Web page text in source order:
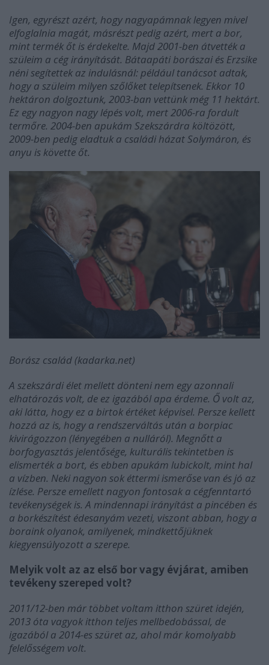
Igen, egyrészt azért, hogy nagyapámnak legyen mivel
elfoglalnia magát, másrészt pedig azért, mert a bor,
mint termék őt is érdekelte. Majd 2001-ben átvették a
szüleim a cég irányítását. Bátaapáti borászai és Erzsike
néni segítettek az indulásnál: például tanácsot adtak,
hogy a szüleim milyen szőlőket telepítsenek. Ekkor 10
hektáron dolgoztunk, 2003-ban vettünk még 11 hektárt.
Ez egy nagyon nagy lépés volt, mert 2006-ra fordult
termőre. 2004-ben apukám Szekszárdra költözött,
2009-ben pedig eladtuk a családi házat Solymáron, és
anyu is követte őt.
Borász család (kadarka.net)
A szekszárdi élet mellett dönteni nem egy azonnali
elhatározás volt, de ez igazából apa érdeme. Ő volt az,
aki látta, hogy ez a birtok értéket képvisel. Persze kellett
hozzá az is, hogy a rendszerváltás után a borpiac
kivirágozzon (lényegében a nulláról). Megnőtt a
borfogyasztás jelentősége, kulturális tekintetben is
elismerték a bort, és ebben apukám lubickolt, mint hal
a vízben. Neki nagyon sok éttermi ismerőse van és jó az
ízlése. Persze emellett nagyon fontosak a cégfenntartó
tevékenységek is. A mindennapi irányítást a pincében és
a borkészítést édesanyám vezeti, viszont abban, hogy a
boraink olyanok, amilyenek, mindkettőjüknek
kiegyensúlyozott a szerepe.
Melyik volt az az első bor vagy évjárat, amiben
tevékeny szereped volt?
2011/12-ben már többet voltam itthon szüret idején,
2013 óta vagyok itthon teljes mellbedobással, de
igazából a 2014-es szüret az, ahol már komolyabb
felelősségem volt.